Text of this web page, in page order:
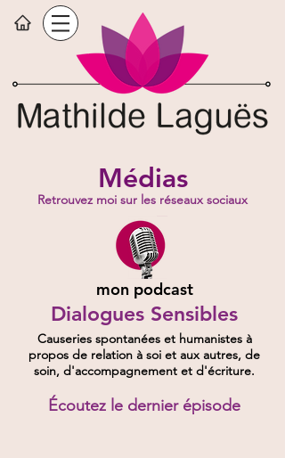
Médias
Retrouvez moi sur les réseaux sociaux
mon podcast
Dialogues Sensibles
Causeries spontanées et humanistes à
propos de relation à soi et aux autres, de
soin, d'accompagnement et d'écriture.
Écoutez le dernier épisode